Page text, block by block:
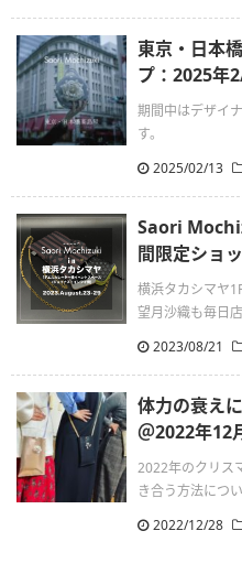
東京・日本
プ：2025年
期間中はデザイ
す。
2025/02/13
Saori
間限定ショ
横浜タカシマヤ
望月沙織も毎日
2023/08/21
体力の衰え
＠2022年
2022年のクリス
き合う方法につ
2022/12/28